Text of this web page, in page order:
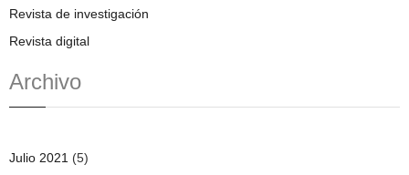
Revista de investigación
Revista digital
Archivo
Julio 2021 (5)